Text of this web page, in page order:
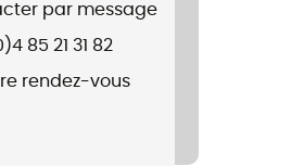
par message
85 21 31 82
rendez-vous